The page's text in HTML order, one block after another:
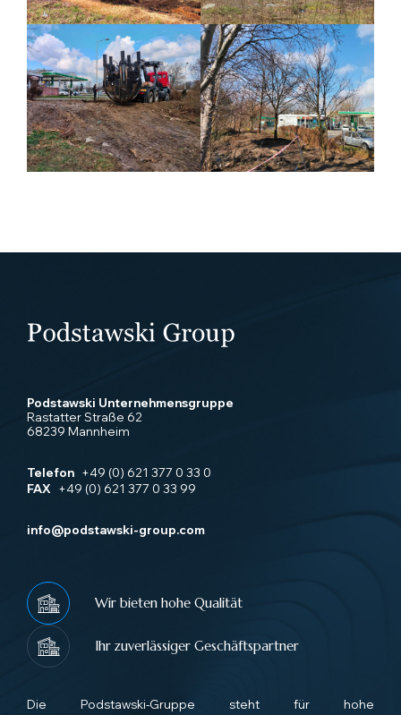
Podstawski Unternehmensgruppe
Rastatter Straße 62
68239 Mannheim
Telefon +49 (0) 621 377 0 33 0
FAX
+49 (0) 621 377 0 33 99
info@podstawski-group.com
Wir bieten hohe Qualität
Ihr zuverlässiger Geschäftspartner
Die Podstawski-Gruppe steht für hohe